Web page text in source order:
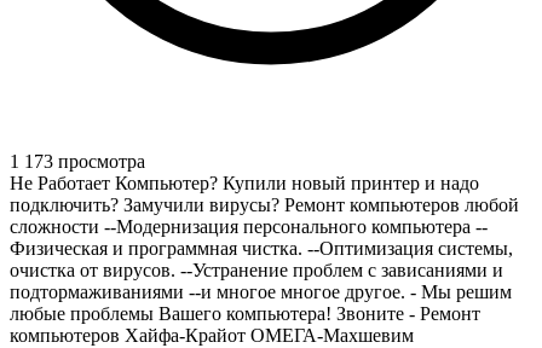
1 173 просмотра
Не Работает Компьютер? Купили новый принтер и надо
подключить? Замучили вирусы? Ремонт компьютеров любой
сложности --Модернизация персонального компьютера --
Физическая и программная чистка. --Оптимизация системы,
очистка от вирусов. --Устранение проблем с зависаниями и
подтормаживаниями --и многое многое другое. - Мы решим
любые проблемы Вашего компьютера! Звоните - Ремонт
компьютеров Хайфа-Крайот ОМЕГА-Махшевим